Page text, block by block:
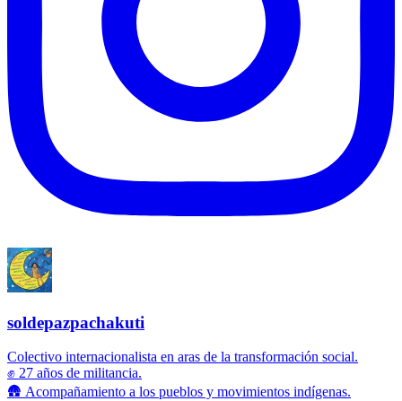
soldepazpachakuti
Colectivo internacionalista en aras de la transformación social.
✊ 27 años de militancia.
🛖 Acompañamiento a los pueblos y movimientos indígenas.